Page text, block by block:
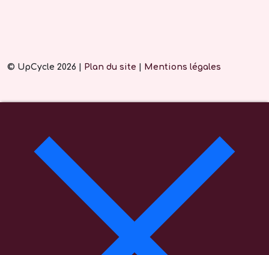
© UpCycle 2026 | Plan du site Mentions légales